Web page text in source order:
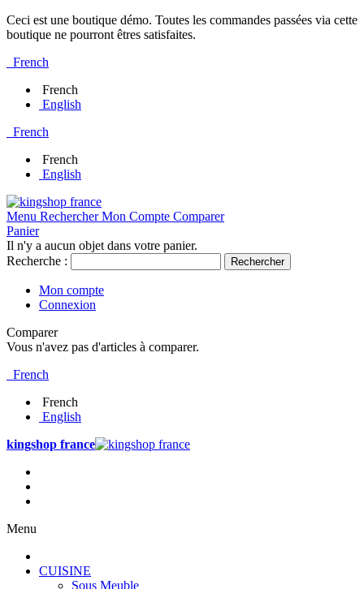
Ceci est une boutique démo. Toutes les commandes passées via cette
boutique ne pourront êtres satisfaites.
French
French
English
French
French
English
Menu Rechercher Mon Compte Comparer
Panier
Il n'y a aucun objet dans votre panier.
Recherche :
Rechercher
Mon compte
Connexion
Comparer
Vous n'avez pas d'articles à comparer.
French
French
English
kingshop france
Menu
CUISINE
Sous Meuble